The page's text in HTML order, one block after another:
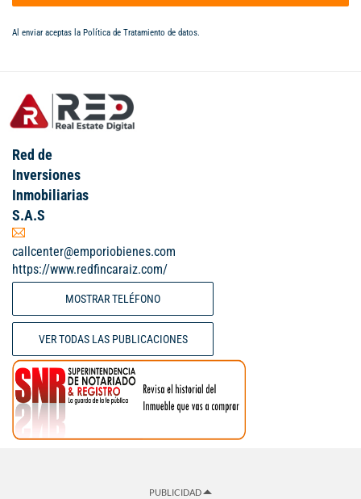
Al enviar aceptas la Política de Tratamiento de datos.
Red de
Inversiones
Inmobiliarias
S.A.S
callcenter@emporiobienes.com
https://www.redfincaraiz.com/
MOSTRAR TELÉFONO
VER TODAS LAS PUBLICACIONES
PUBLICIDAD